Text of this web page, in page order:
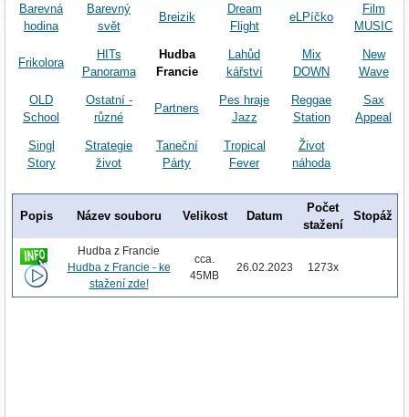
Barevná
hodina
Barevný
svět
Breizik
Dream
Flight
eLPíčko
Film
MUSIC
Frikolora
HITs
Panorama
Hudba
Francie
Lahůd
kářství
Mix
DOWN
New
Wave
OLD
School
Ostatní -
různé
Partners
Pes hraje
Jazz
Reggae
Station
Sax
Appeal
Singl
Story
Strategie
život
Taneční
Párty
Tropical
Fever
Život
náhoda
Popis Název souboru Velikost Datum
Počet
stažení
Stopáž
Hudba z Francie
Hudba z Francie - ke
stažení zde!
cca.
45MB
26.02.2023 1273x